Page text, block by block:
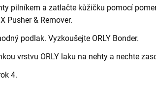
pilníkem a zatlačte kůžičku pomocí
Pusher & Remover.
podlak. Vyzkoušejte ORLY Bonder.
vrstvu ORLY laku na nehty a nechte
4.